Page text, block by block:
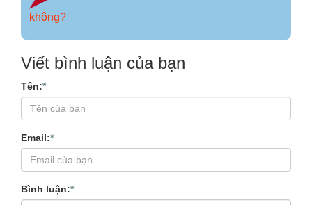
không?
Viết bình luận của bạn
Tên:*
Email:*
Bình luận:*